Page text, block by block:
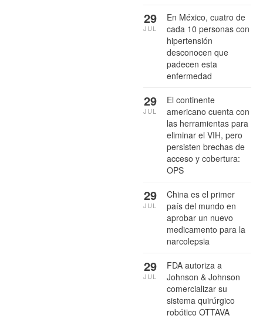
En México, cuatro de
cada 10 personas con
hipertensión
desconocen que
padecen esta
enfermedad
29
JUL
El continente
americano cuenta con
las herramientas para
eliminar el VIH, pero
persisten brechas de
acceso y cobertura:
OPS
29
JUL
China es el primer
país del mundo en
aprobar un nuevo
medicamento para la
narcolepsia
29
JUL
FDA autoriza a
Johnson & Johnson
comercializar su
sistema quirúrgico
robótico OTTAVA
29
JUL